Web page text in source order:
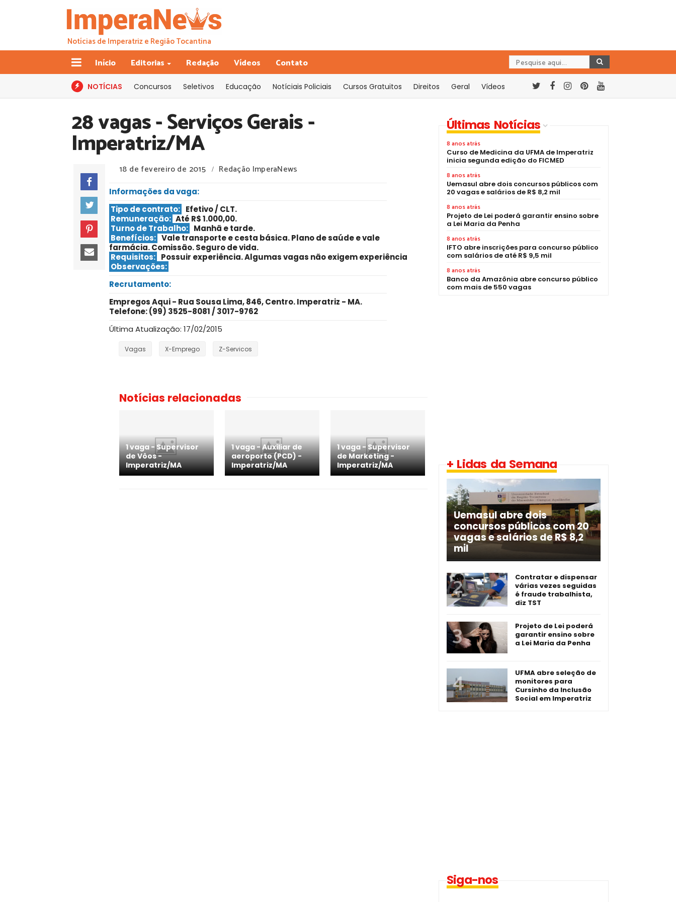
Notícias de Imperatriz e Região Tocantina
Início Editorias Redação Vídeos Contato
NOTÍCIAS Concursos Seletivos Educação Notíciais Policiais Cursos Gratuitos Direitos Geral Vídeos
28 vagas - Serviços Gerais -
Imperatriz/MA
18 de fevereiro de 2015 / Redação ImperaNews
Informações da vaga:
Tipo de contrato: Efetivo / CLT.
Remuneração: Até R$ 1.000,00.
Turno de Trabalho: Manhã e tarde.
Benefícios: Vale transporte e cesta básica. Plano de saúde e vale
farmácia. Comissão. Seguro de vida.
Requisitos: Possuir experiência. Algumas vagas não exigem experiência
Observações:
Recrutamento:
Empregos Aqui - Rua Sousa Lima, 846, Centro. Imperatriz - MA.
Telefone: (99) 3525-8081 / 3017-9762
Última Atualização: 17/02/2015
Vagas X-Emprego Z-Servicos
Notícias relacionadas
1 vaga - Supervisor
de Vôos -
Imperatriz/MA
1 vaga - Auxiliar de
aeroporto (PCD) -
Imperatriz/MA
1 vaga - Supervisor
de Marketing -
Imperatriz/MA
Últimas Notícias
8 anos atrás
Curso de Medicina da UFMA de Imperatriz
inicia segunda edição do FICMED
8 anos atrás
Uemasul abre dois concursos públicos com
20 vagas e salários de R$ 8,2 mil
8 anos atrás
Projeto de Lei poderá garantir ensino sobre
a Lei Maria da Penha
8 anos atrás
IFTO abre inscrições para concurso público
com salários de até R$ 9,5 mil
8 anos atrás
Banco da Amazônia abre concurso público
com mais de 550 vagas
+ Lidas da Semana
Uemasul abre dois
concursos públicos com 20
vagas e salários de R$ 8,2
mil
Contratar e dispensar
várias vezes seguidas
é fraude trabalhista,
diz TST
Projeto de Lei poderá
garantir ensino sobre
a Lei Maria da Penha
UFMA abre seleção de
monitores para
Cursinho da Inclusão
Social em Imperatriz
Siga-nos